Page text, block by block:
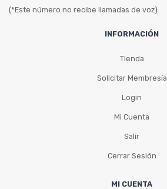
(*Este número no recibe llamadas de voz)
INFORMACIÓN
Tienda
Solicitar Membresía
Login
Mi Cuenta
Salir
Cerrar Sesión
MI CUENTA